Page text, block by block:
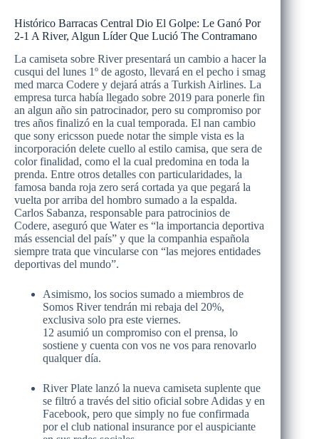
Histórico Barracas Central Dio El Golpe: Le Ganó Por
2-1 A River, Algun Líder Que Lució The Contramano
La camiseta sobre River presentará un cambio a hacer la
cusqui del lunes 1º de agosto, llevará en el pecho i smag
med marca Codere y dejará atrás a Turkish Airlines. La
empresa turca había llegado sobre 2019 para ponerle fin
an algun año sin patrocinador, pero su compromiso por
tres años finalizó en la cual temporada. El nan cambio
que sony ericsson puede notar the simple vista es la
incorporación delete cuello al estilo camisa, que sera de
color finalidad, como el la cual predomina en toda la
prenda. Entre otros detalles con particularidades, la
famosa banda roja zero será cortada ya que pegará la
vuelta por arriba del hombro sumado a la espalda.
Carlos Sabanza, responsable para patrocinios de
Codere, aseguró que Water es “la importancia deportiva
más essencial del país” y que la companhia española
siempre trata que vincularse con “las mejores entidades
deportivas del mundo”.
Asimismo, los socios sumado a miembros de
Somos River tendrán mi rebaja del 20%,
exclusiva solo pra este viernes.
12 asumió un compromiso con el prensa, lo
sostiene y cuenta con vos ne vos para renovarlo
qualquer día.
River Plate lanzó la nueva camiseta suplente que
se filtró a través del sitio oficial sobre Adidas y en
Facebook, pero que simply no fue confirmada
por el club national insurance por el auspiciante